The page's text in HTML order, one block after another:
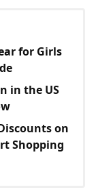
for Girls
in the US
on
Shopping